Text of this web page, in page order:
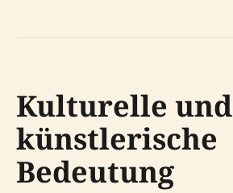
Kulturelle und
künstlerische
Bedeutung